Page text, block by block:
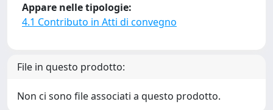
Appare nelle tipologie:
4.1 Contributo in Atti di convegno
File in questo prodotto:
Non ci sono file associati a questo prodotto.